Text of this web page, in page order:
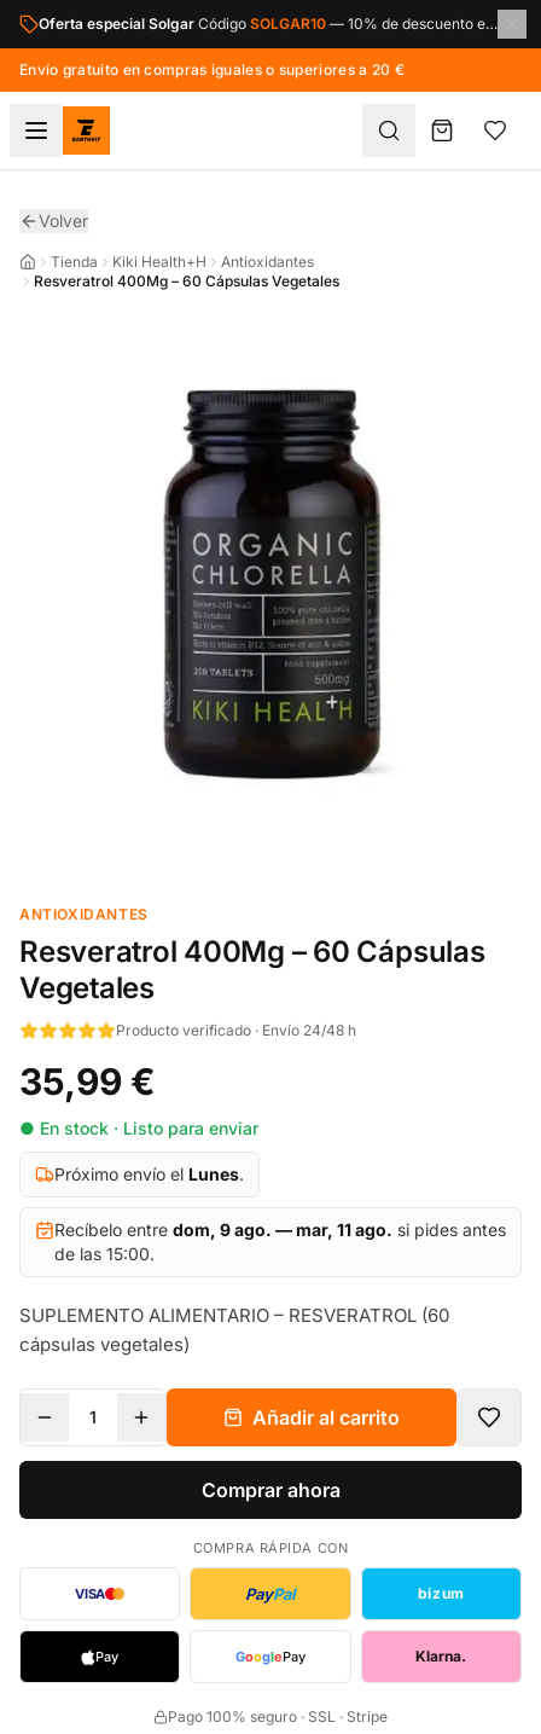
Saltar al contenido principal
Oferta especial Solgar Código SOLGAR10 — 10% de descuento en toda la marca Solgar.
Envío gratuito en compras iguales o superiores a 20 €
Volver
Tienda Kiki Health+H
Antioxidantes
Resveratrol 400Mg – 60 Cápsulas Vegetales
ANTIOXIDANTES
Resveratrol 400Mg – 60 Cápsulas
Vegetales
Producto verificado · Envío 24/48 h
35,99 €
● En stock · Listo para enviar
Próximo envío el Lunes.
Recíbelo entre dom, 9 ago. — mar, 11 ago. si pides antes
de las 15:00.
SUPLEMENTO ALIMENTARIO – RESVERATROL (60
cápsulas vegetales)
1 Añadir al carrito
Comprar ahora
COMPRA RÁPIDA CON
VISA PayPal bizum
Pay GooglePay Klarna.
Pago 100% seguro · SSL · Stripe